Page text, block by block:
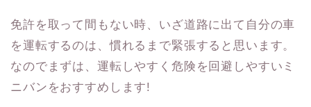
免許を取って間もない時、いざ道路に出て自分の車
を運転するのは、慣れるまで緊張すると思います。
なのでまずは、運転しやすく危険を回避しやすいミ
ニバンをおすすめします!